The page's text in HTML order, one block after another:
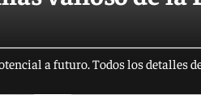
a futuro. Todos los detalles